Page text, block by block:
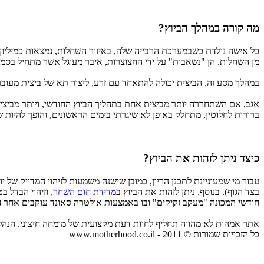
מה קורה במהלך הביוץ?
כל אישה נולדת כשבמערכת הרבייה שלה, באיזור השחלות, נמצאות
מן השחלות. הן "נשאבות" על ידי החצוצרות, איבר מעוגל אשר מתחיל בסמוך לשחלה ומסתיים
במהלך מסע זה, הביצית יכולה להתאחד עם זרע, ליצור תא של ביצית
אגב, אם השתחררה יותר מביצית אחת בתהליך הביוץ החודשי, ויותר
ברורות לחלוטין, מתחלק באופן לא שיגרתי בימים הראשונים, והופך
כיצד ניתן לזהות את הביוץ?
עבור מי שמעוניינת לתכנן הריון, כמובן שישנה משמעות לזיהוי המדויק
בצד הגוף). בנוסף, ניתן לזהות את הביוץ במדידת חום השחר, וזיהוי הבדל
חודשי המכונה "מעקב זקיקים" ובו באמצעות אולטרה סאונד עוקבים אחר
אתר אמהוּת לא מהווה תחליף לחוות דעת מקצועית של מומחה חיצוני.
כל הזכויות שמורות © 2011 - www.motherhood.co.il